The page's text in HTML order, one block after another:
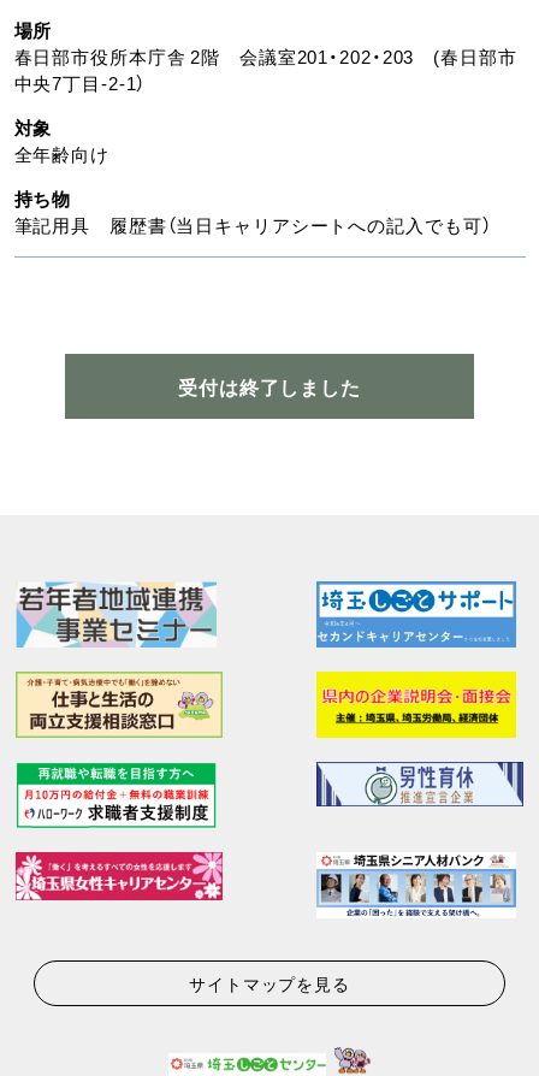
場所
春日部市役所本庁舎 2階 会議室201・202・203 (春日部市
中央7丁目-2-1）
対象
全年齢向け
持ち物
筆記用具 履歴書（当日キャリアシートへの記入でも可）
受付は終了しました
サイトマップを見る